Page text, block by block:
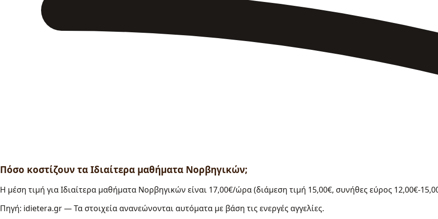
Πόσο κοστίζουν τα Ιδιαίτερα μαθήματα Νορβηγικών;
Η μέση τιμή για Ιδιαίτερα μαθήματα Νορβηγικών είναι 17,00€/ώρα (διάμεση τιμή 15,00€, συνήθες εύρος 12,00€-
Πηγή: idietera.gr — Τα στοιχεία ανανεώνονται αυτόματα με βάση τις ενεργές αγγελίες.